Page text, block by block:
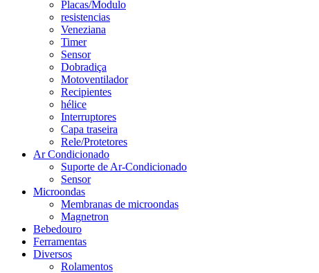
Placas/Modulo
resistencias
Veneziana
Timer
Sensor
Dobradiça
Motoventilador
Recipientes
hélice
Interruptores
Capa traseira
Rele/Protetores
Ar Condicionado
Suporte de Ar-Condicionado
Sensor
Microondas
Membranas de microondas
Magnetron
Bebedouro
Ferramentas
Diversos
Rolamentos